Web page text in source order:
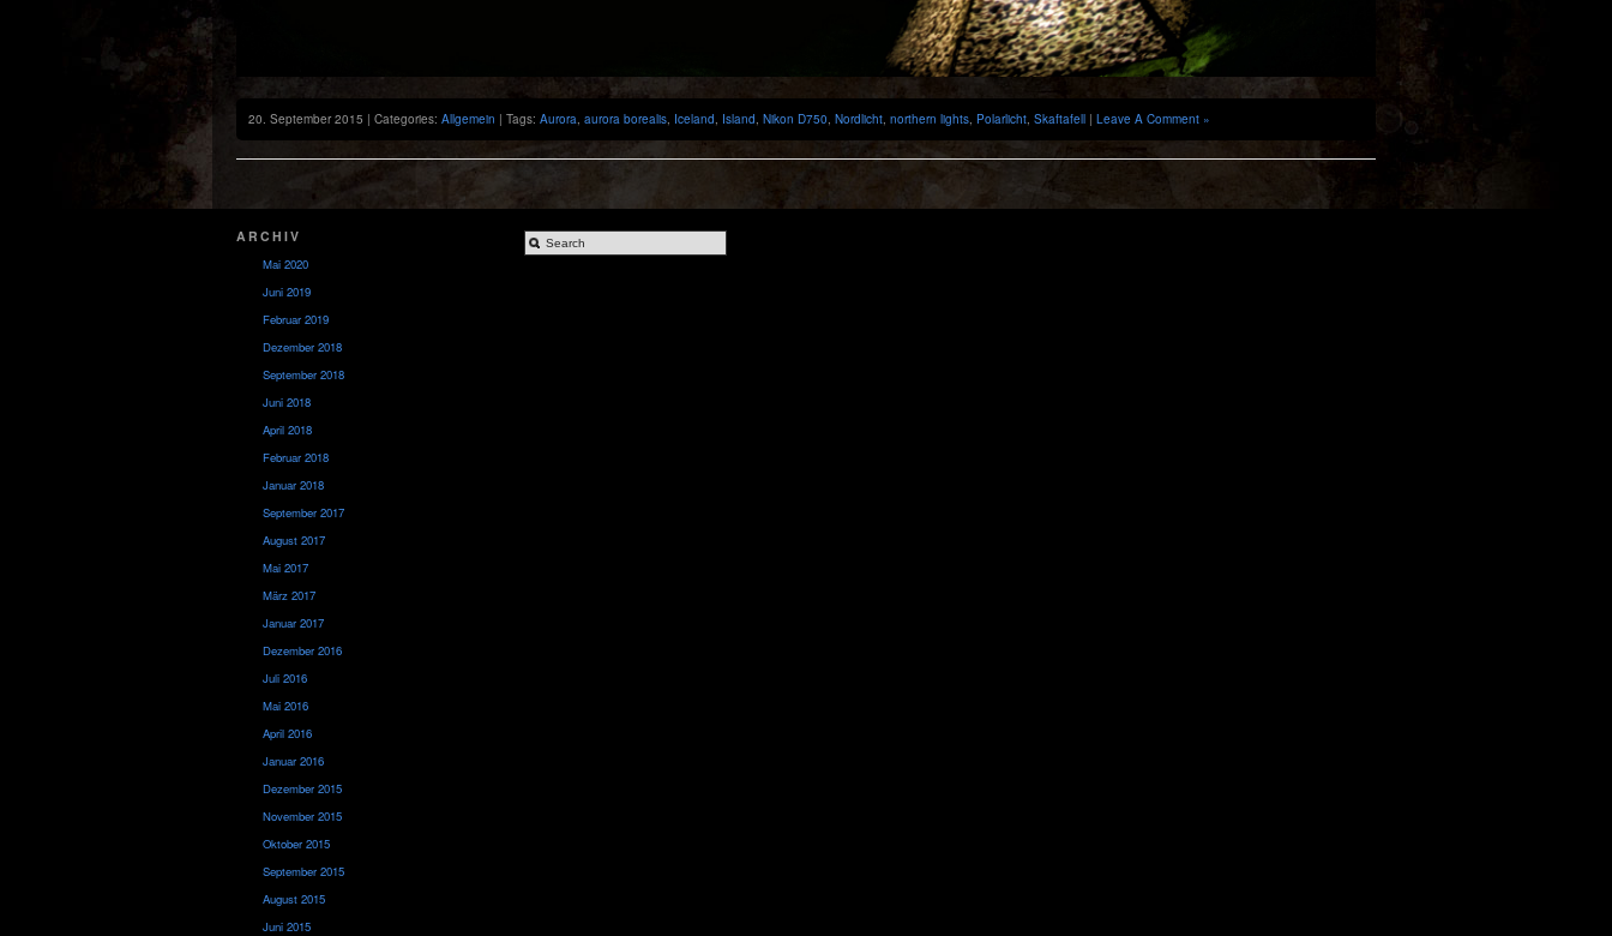
20. September 2015 | Categories: Allgemein | Tags: Aurora, aurora borealis, Iceland, Island, Nikon D750, Nordlicht, northern lights, Polarlicht, Skaftafell | Leave A Comment »
ARCHIV
Mai 2020
Juni 2019
Februar 2019
Dezember 2018
September 2018
Juni 2018
April 2018
Februar 2018
Januar 2018
September 2017
August 2017
Mai 2017
März 2017
Januar 2017
Dezember 2016
Juli 2016
Mai 2016
April 2016
Januar 2016
Dezember 2015
November 2015
Oktober 2015
September 2015
August 2015
Juni 2015